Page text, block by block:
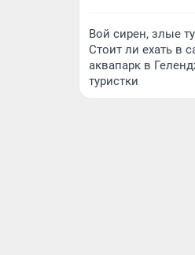
Вой сирен, злые
Стоит ли ехать в
аквапарк в
туристки